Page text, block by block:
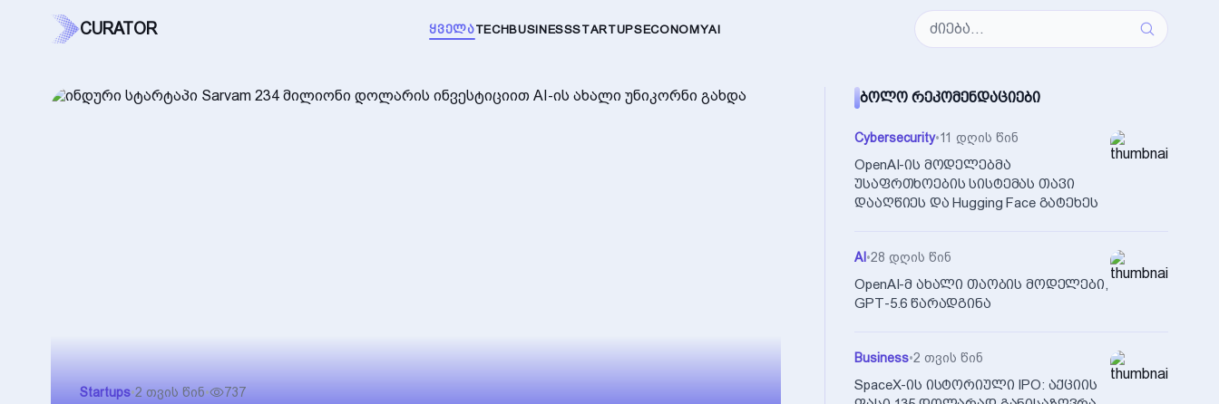
CURATOR ᲧᲕᲔᲚᲐTECHBUSINESSSTARTUPSECONOMYAI
Startups•2 თვის წინ• 737
ᲑᲝᲚᲝ ᲠᲔᲙᲝᲛᲔᲜᲓᲐᲪᲘᲔᲑᲘ
Cybersecurity•11 დღის წინ
OpenAI-ის მოდელებმა
უსაფრთხოების სისტემას თავი
დააღწიეს და Hugging Face გატეხეს
AI •28 დღის წინ
OpenAI-მ ახალი თაობის მოდელები,
GPT-5.6 წარადგინა
Business•2 თვის წინ
SpaceX-ის ისტორიული IPO: აქციის